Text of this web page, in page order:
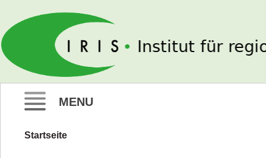
IRIS e. V.
MENU
Zum
Startseite